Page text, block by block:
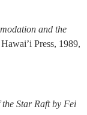
and the
Press, 1989,
Star Raft by Fei